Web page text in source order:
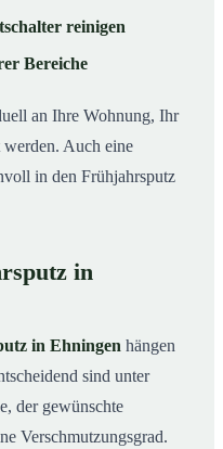
reinigen
Bereiche
an Ihre Wohnung, Ihr
werden. Auch eine
in den Frühjahrsputz
in
in Ehningen hängen
sind unter
der gewünschte
Verschmutzungsgrad.